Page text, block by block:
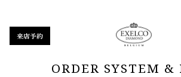
ORDER SYSTEM &
来店予約